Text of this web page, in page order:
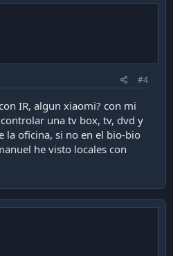
#4
IR, algun xiaomi? con mi
una tv box, tv, dvd y
la oficina, si no en el bio-bio
he visto locales con